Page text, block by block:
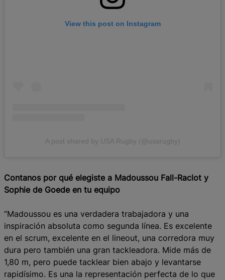
View this post on Instagram
A post shared by USA Rugby (@usarugby)
Contanos por qué elegiste a Madoussou Fall-Raclot y
Sophie de Goede en tu equipo
“Madoussou es una verdadera trabajadora y una
inspiración absoluta como segunda línea. Es excelente
en el scrum, excelente en el lineout, una corredora muy
dura pero también una gran tackleadora. Mide más de
1,80 m, pero puede tacklear bien abajo y levantarse
rapidísimo. Es una la representación perfecta de lo que